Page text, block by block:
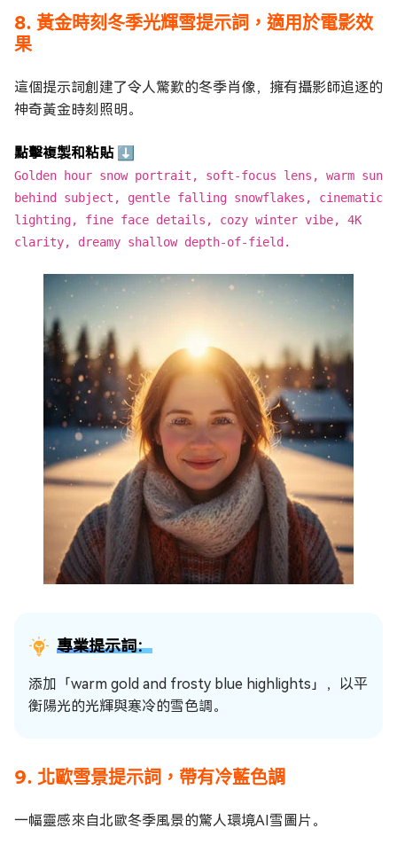
8. 黃金時刻冬季光輝雪提示詞，適用於電影效
果
這個提示詞創建了令人驚歎的冬季肖像，擁有攝影師追逐的
神奇黃金時刻照明。
點擊複製和粘貼 ⬇
Golden hour snow portrait, soft-focus lens, warm sun
behind subject, gentle falling snowflakes, cinematic
lighting, fine face details, cozy winter vibe, 4K
clarity, dreamy shallow depth-of-field.
專業提示詞：
添加「warm gold and frosty blue highlights」，以平
衡陽光的光輝與寒冷的雪色調。
9. 北歐雪景提示詞，帶有冷藍色調
一幅靈感來自北歐冬季風景的驚人環境AI雪圖片。